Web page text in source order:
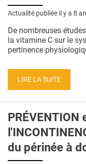
QUI SOMMES-NOUS ?
CONDITIONS GÉNÉRALES
CRÉDITS
Actualité publiée il y a 8
De nombreuses
la vitamine C sur le
pertinence
LIRE LA SUITE
PRÉVENTION
du périnée à